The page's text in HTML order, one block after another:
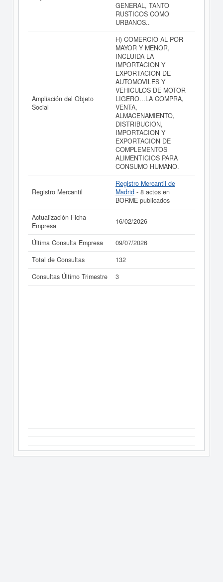
GENERAL, TANTO
RUSTICOS COMO
URBANOS..
Ampliación del Objeto
Social
H) COMERCIO AL POR
MAYOR Y MENOR,
INCLUIDA LA
IMPORTACION Y
EXPORTACION DE
AUTOMOVILES Y
VEHICULOS DE MOTOR
LIGERO...LA COMPRA,
VENTA,
ALMACENAMIENTO,
DISTRIBUCION,
IMPORTACION Y
EXPORTACION DE
COMPLEMENTOS
ALIMENTICIOS PARA
CONSUMO HUMANO.
Registro Mercantil
Registro Mercantil de
Madrid - 8 actos en
BORME publicados
Actualización Ficha
Empresa
16/02/2026
Última Consulta Empresa
09/07/2026
Total de Consultas
132
Consultas Último Trimestre
3